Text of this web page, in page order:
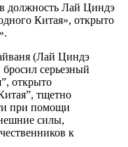
должность Лай Циндэ
Китая», открыто
(Лай Циндэ
серьезный
открыто
тщетно
при помощи
силы,
к